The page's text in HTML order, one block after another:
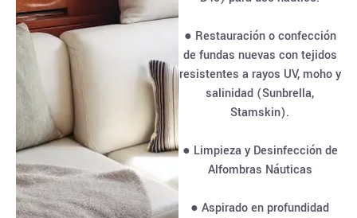
● Restauración o confección
de fundas nuevas con tejidos
resistentes a rayos UV, moho y
salinidad (Sunbrella,
Stamskin).
● Limpieza y Desinfección de
Alfombras Náuticas
● Aspirado en profundidad